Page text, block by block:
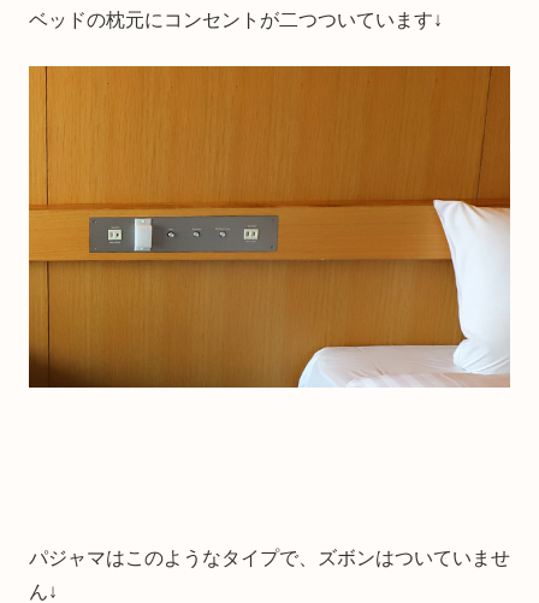
ベッドの枕元にコンセントが二つついています↓
パジャマはこのようなタイプで、ズボンはついていませ
ん↓